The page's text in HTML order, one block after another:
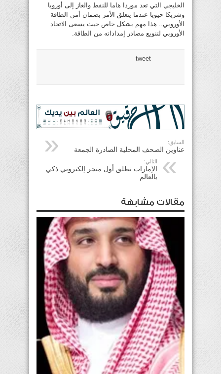
الخليجي التي تعد موردا هاما للنفط والغاز إلى أوروبا
وشريكا حيويا عندما يتعلق الأمر بضمان أمن الطاقة
الأوروبي.. هذا مهم بشكل خاص حيث يسعى الاتحاد
الأوروبي لتنويع مصادر إمداداته من الطاقة.
tweet
السابق:
عناوين الصحف المحلية الصادرة الجمعة
التالي:
الإمارات تطلق أول متجر إلكتروني ذكي
بالعالم
مقالات مشابهة